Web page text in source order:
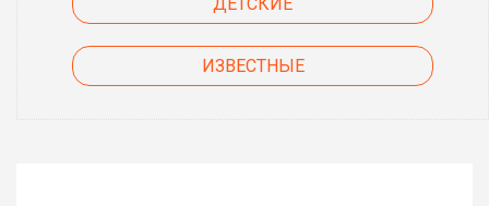
ИЗВЕСТНЫЕ